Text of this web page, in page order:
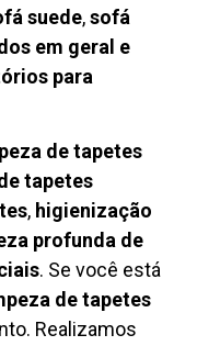
suede,sofá
em geral e
para
de tapetes
tapetes
, higienização
profunda de
. Se você está
de tapetes
Realizamos